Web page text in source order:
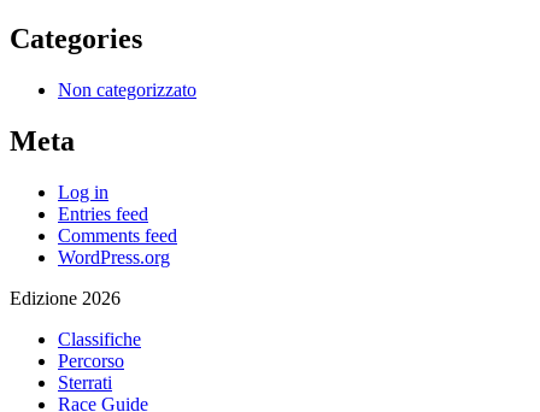
Categories
Non categorizzato
Meta
Log in
Entries feed
Comments feed
WordPress.org
Edizione 2026
Classifiche
Percorso
Sterrati
Race Guide